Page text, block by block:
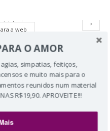
›
a web
O AMOR
simpatias, feitiços,
e muito mais para o
reunidos num material
R$19,90. APROVEITE!!!